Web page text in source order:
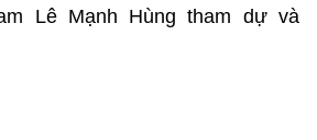
Lê Mạnh Hùng tham dự và